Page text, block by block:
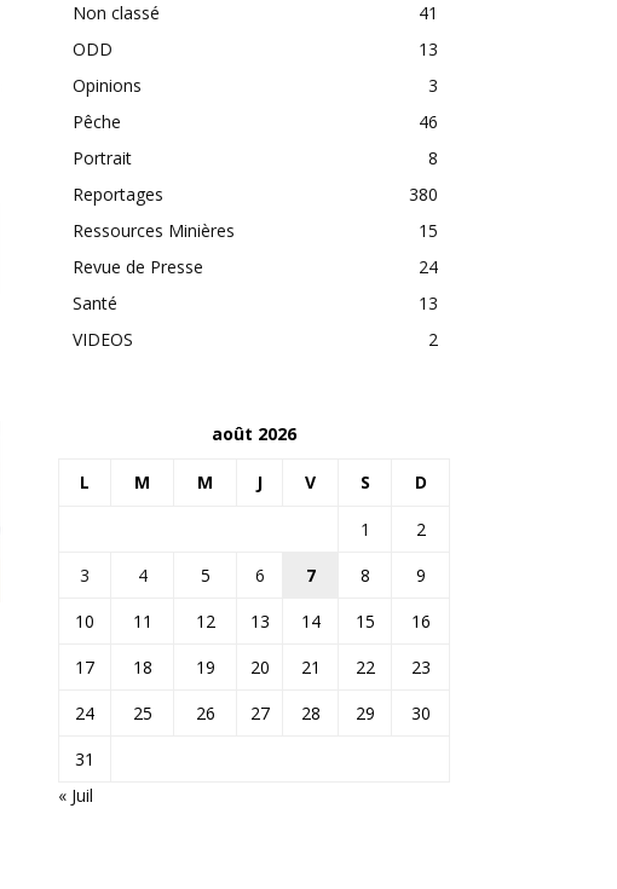
Non classé
41
ODD
13
Opinions
3
Pêche
46
Portrait
8
Reportages
380
Ressources Minières
15
Revue de Presse
24
Santé
13
VIDEOS
2
août 2026
L M M J V S D
1
2
3
4 5 6 7 8
9
10
11 12 13 14 15
16
17
18 19 20 21 22
23
24
25 26 27 28 29
30
31
« Juil